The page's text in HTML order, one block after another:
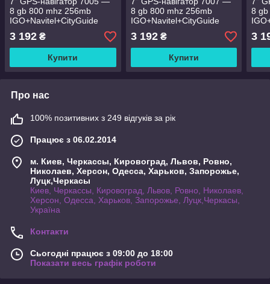
8 gb 800 mhz 256mb
IGO+Navitel+CityGuide
3 192 ₴
Купити
8 gb 800 mhz 256mb
IGO+Navitel+CityGuide
3 192₴
Купити
8
3
Про нас
100% позитивних з 249 відгуків за рік
Працює з 06.02.2014
м. Киев, Черкассы, Кировоград, Львов, Ровно,
Николаев, Херсон, Одесса, Харьков, Запорожье,
Луцк,Черкасы
Киев, Черкассы, Кировоград, Львов, Ровно, Николаев,
Херсон, Одесса, Харьков, Запорожье, Луцк,Черкасы,
Україна
Контакти
Сьогодні працює з 09:00 до 18:00
Показати весь графік роботи